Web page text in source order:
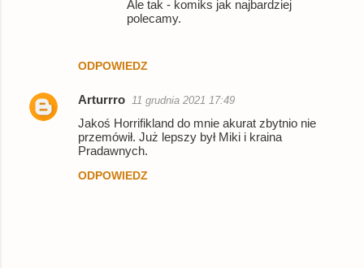
ODPOWIEDZ
Ale tak - komiks jak najbardziej
polecamy.
Arturrro 11 grudnia 2021 17:49
Jakoś Horrifikland do mnie akurat zbytnio nie
przemówił. Już lepszy był Miki i kraina
Pradawnych.
ODPOWIEDZ